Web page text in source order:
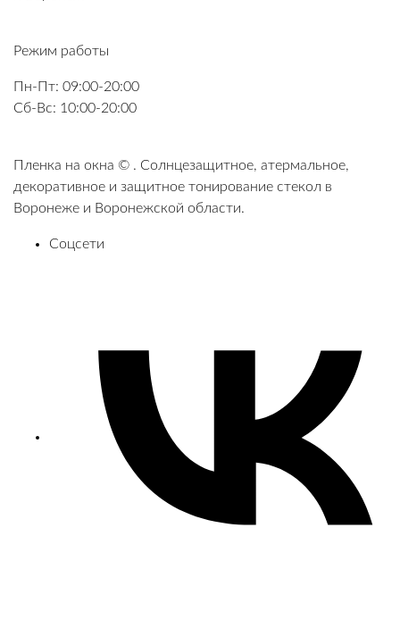
Режим работы
Пн-Пт: 09:00-20:00
Сб-Вс: 10:00-20:00
Пленка на окна © . Солнцезащитное, атермальное,
декоративное и защитное тонирование стекол в
Воронеже и Воронежской области.
Соцсети